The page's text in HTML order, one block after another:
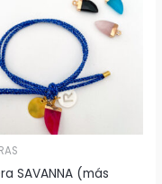
SAVANNA (más